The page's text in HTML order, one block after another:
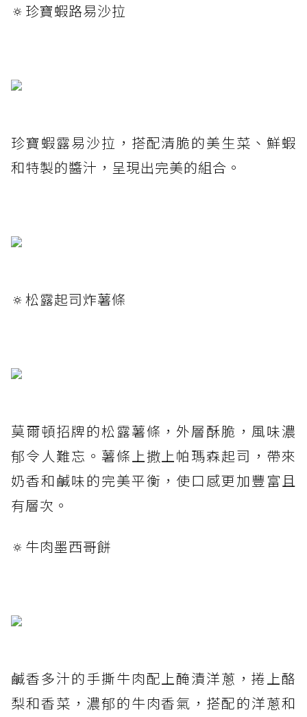
🔅珍寶蝦路易沙拉
珍寶蝦露易沙拉，搭配清脆的美生菜、鮮蝦
和特製的醬汁，呈現出完美的組合。
🔅松露起司炸薯條
莫爾頓招牌的松露薯條，外層酥脆，風味濃
郁令人難忘。薯條上撒上帕瑪森起司，帶來
奶香和鹹味的完美平衡，使口感更加豐富且
有層次。
🔅牛肉墨西哥餅
鹹香多汁的手撕牛肉配上醃漬洋蔥，捲上酪
梨和香菜，濃郁的牛肉香氣，搭配的洋蔥和